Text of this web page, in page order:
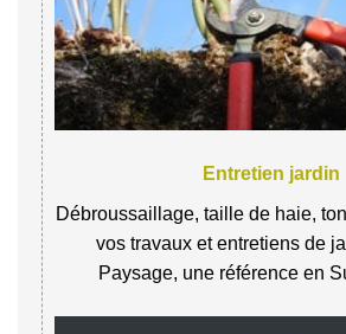
Entretien jardin
Débroussaillage, taille de haie,
vos travaux et entretiens de
Paysage, une référence en